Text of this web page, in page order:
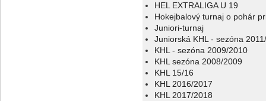
HEL EXTRALIGA U 19
Hokejbalový turnaj o pohár
Juniori-turnaj
Juniorská KHL - sezóna
KHL - sezóna 2009/2010
KHL sezóna 2008/2009
KHL 15/16
KHL 2016/2017
KHL 2017/2018